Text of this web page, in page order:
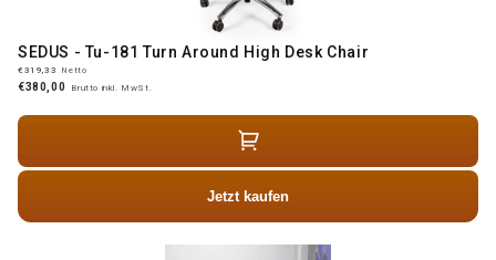
SEDUS - Tu-181 Turn Around High Desk Chair
€319,33 Netto
€380,00 Brutto inkl. MwSt.
Jetzt kaufen